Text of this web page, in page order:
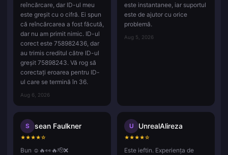
reîncărcare, dar ID-ul meu
este greșit cu o cifră. Ei spun
că reîncărcarea a fost făcută,
dar nu am primit nimic. ID-ul
corect este 758982436, dar
au trimis creditul către ID-ul
greșit 75898243. Vă rog să
corectați eroarea pentru ID-
ul care se termină în 36.
Aug 6, 2026
este instantanee, iar suportul
este de ajutor cu orice
problemă.
Aug 5, 2026
S sean Faulkner
★★★★☆
Bun ☺️🔥👀🔥🫡❌
U UnrealAlireza
★★★★☆
Este ieftin. Experiența de